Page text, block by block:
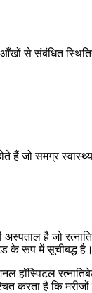
से संबंधित
हैं जो समग्र
अस्पताल है जो
रूप में सूचीबद्ध
हॉस्पिटल
करता है कि